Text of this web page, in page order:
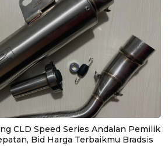
CLD Speed Series Andalan Pemilik
Bid Harga Terbaikmu Bradsis